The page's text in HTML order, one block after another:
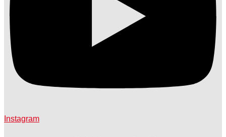
Instagram